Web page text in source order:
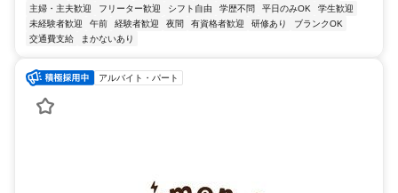
主婦・主夫歓迎
フリーター歓迎 シフト自由 学歴不問 平日のみOK
学生歓迎
未経験者歓迎
午前 経験者歓迎 夜間 有資格者歓迎 研修あり
ブランクOK
交通費支給
まかないあり
アルバイト・パート